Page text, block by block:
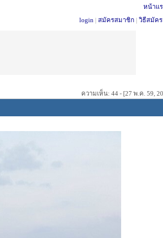
หน้าแ
login | สมัครสมาชิก | วิธีสมัค
ความเห็น: 44 - [27 พ.ค. 59,